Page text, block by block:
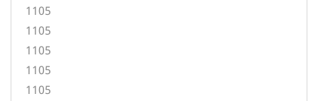
1105
1105
1105
1105
1105